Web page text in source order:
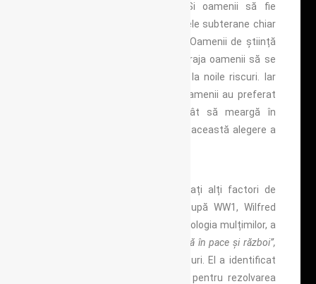
Și oamenii să fie
reticenți să părăsească buncărele subterane chiar
și după încetarea incursiunilor… Oamenii de știință
au explorat modalități de a încuraja oamenii să se
obișnuiască și să se adapteze la noile riscuri. Iar
studii efectuate au arătat că oamenii au preferat
să rămână în casele lor decât să meargă în
adăposturile publice, chiar dacă această alegere a
Au fost de asemenea identificați alți factori de
protecție mai puțin concreți. După WW1, Wilfred
Trotter, chirurg interesat de psihologia mulțimilor, a
„Instinctul de turmă în pace și război”,
despre valoarea legăturii în grupuri. El a identificat
importanța grupurilor omogene pentru rezolvarea